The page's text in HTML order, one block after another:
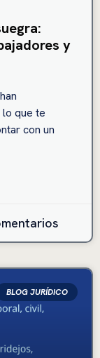
y
que te
con un
BLOG JURÍDICO